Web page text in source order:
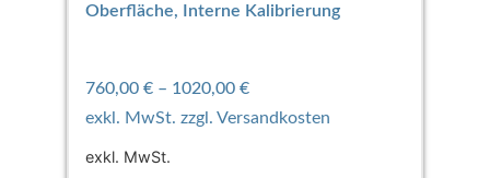
Oberfläche, Interne Kalibrierung
760,00 €– 1020,00 €
exkl. MwSt.